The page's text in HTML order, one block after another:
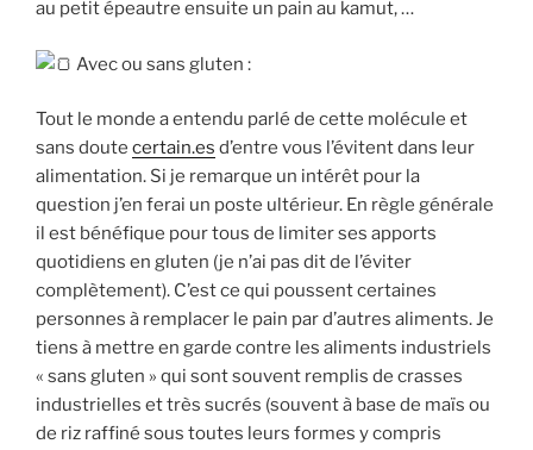
au petit épeautre ensuite un pain au kamut, …
Avec ou sans gluten :
Tout le monde a entendu parlé de cette molécule et
sans doute certain.es d’entre vous l’évitent dans leur
alimentation. Si je remarque un intérêt pour la
question j’en ferai un poste ultérieur. En règle générale
il est bénéfique pour tous de limiter ses apports
quotidiens en gluten (je n’ai pas dit de l’éviter
complètement). C’est ce qui poussent certaines
personnes à remplacer le pain par d’autres aliments. Je
tiens à mettre en garde contre les aliments industriels
« sans gluten » qui sont souvent remplis de crasses
industrielles et très sucrés (souvent à base de maïs ou
de riz raffiné sous toutes leurs formes y compris